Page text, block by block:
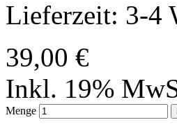
Lieferzeit: 3-4
39,00 €
Inkl. 19%
Menge